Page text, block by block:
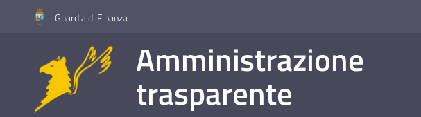
Vai al contenuto
Vai alla navigazione
Vai al footerGuardia di Finanza
Amministrazione
trasparente